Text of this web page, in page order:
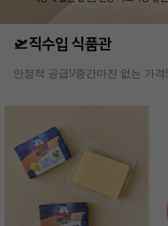
🛫직수입 식품관
안정적 공급!/중간마진 없는 가격!